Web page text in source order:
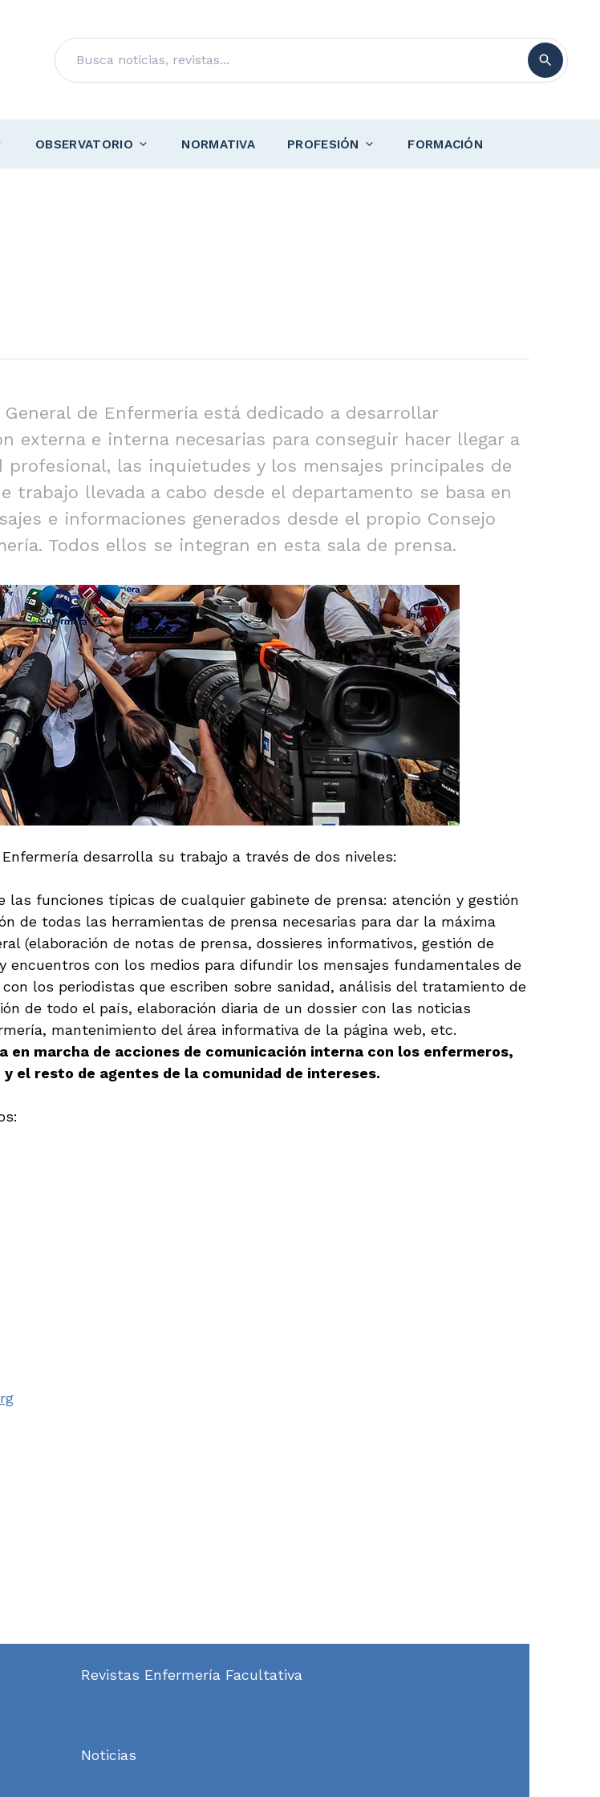
Buscar
OBSERVATORIO NORMATIVA PROFESIÓN FORMACIÓN
de Enfermería está dedicado a desarrollar
externa e interna necesarias para conseguir hacer llegar a
las inquietudes y los mensajes principales de
trabajo llevada a cabo desde el departamento se basa en
e informaciones generados desde el propio Consejo
Todos ellos se integran en esta sala de prensa.
desarrolla su trabajo a través de dos niveles:
las funciones típicas de cualquier gabinete de prensa: atención y gestión
de todas las herramientas de prensa necesarias para dar la máxima
(elaboración de notas de prensa, dossieres informativos, gestión de
encuentros con los medios para difundir los mensajes fundamentales de
los periodistas que escriben sobre sanidad, análisis del tratamiento de
de todo el país, elaboración diaria de un dossier con las noticias
mantenimiento del área informativa de la página web, etc.
en marcha de acciones de comunicación interna con los enfermeros,
el resto de agentes de la comunidad de intereses.
Revistas Enfermería Facultativa
Noticias